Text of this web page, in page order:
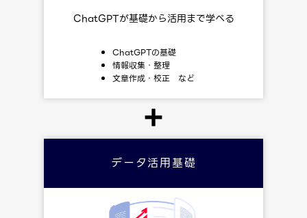
ChatGPTが基礎から活用まで学べる
ChatGPTの基礎
情報収集・整理
文章作成・校正 など
＋
データ活用基礎